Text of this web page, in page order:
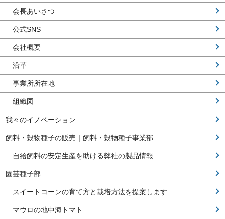
会長あいさつ
公式SNS
会社概要
沿革
事業所所在地
組織図
我々のイノベーション
飼料・穀物種子の販売｜飼料・穀物種子事業部
自給飼料の安定生産を助ける弊社の製品情報
園芸種子部
スイートコーンの育て方と栽培方法を提案します
マウロの地中海トマト